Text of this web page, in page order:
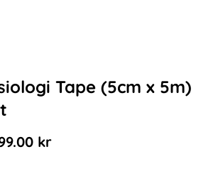
Tape (5cm x 5m)
kr